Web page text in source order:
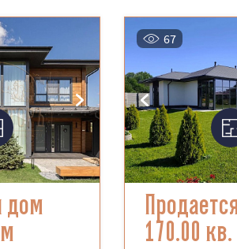
дом
67
170.00